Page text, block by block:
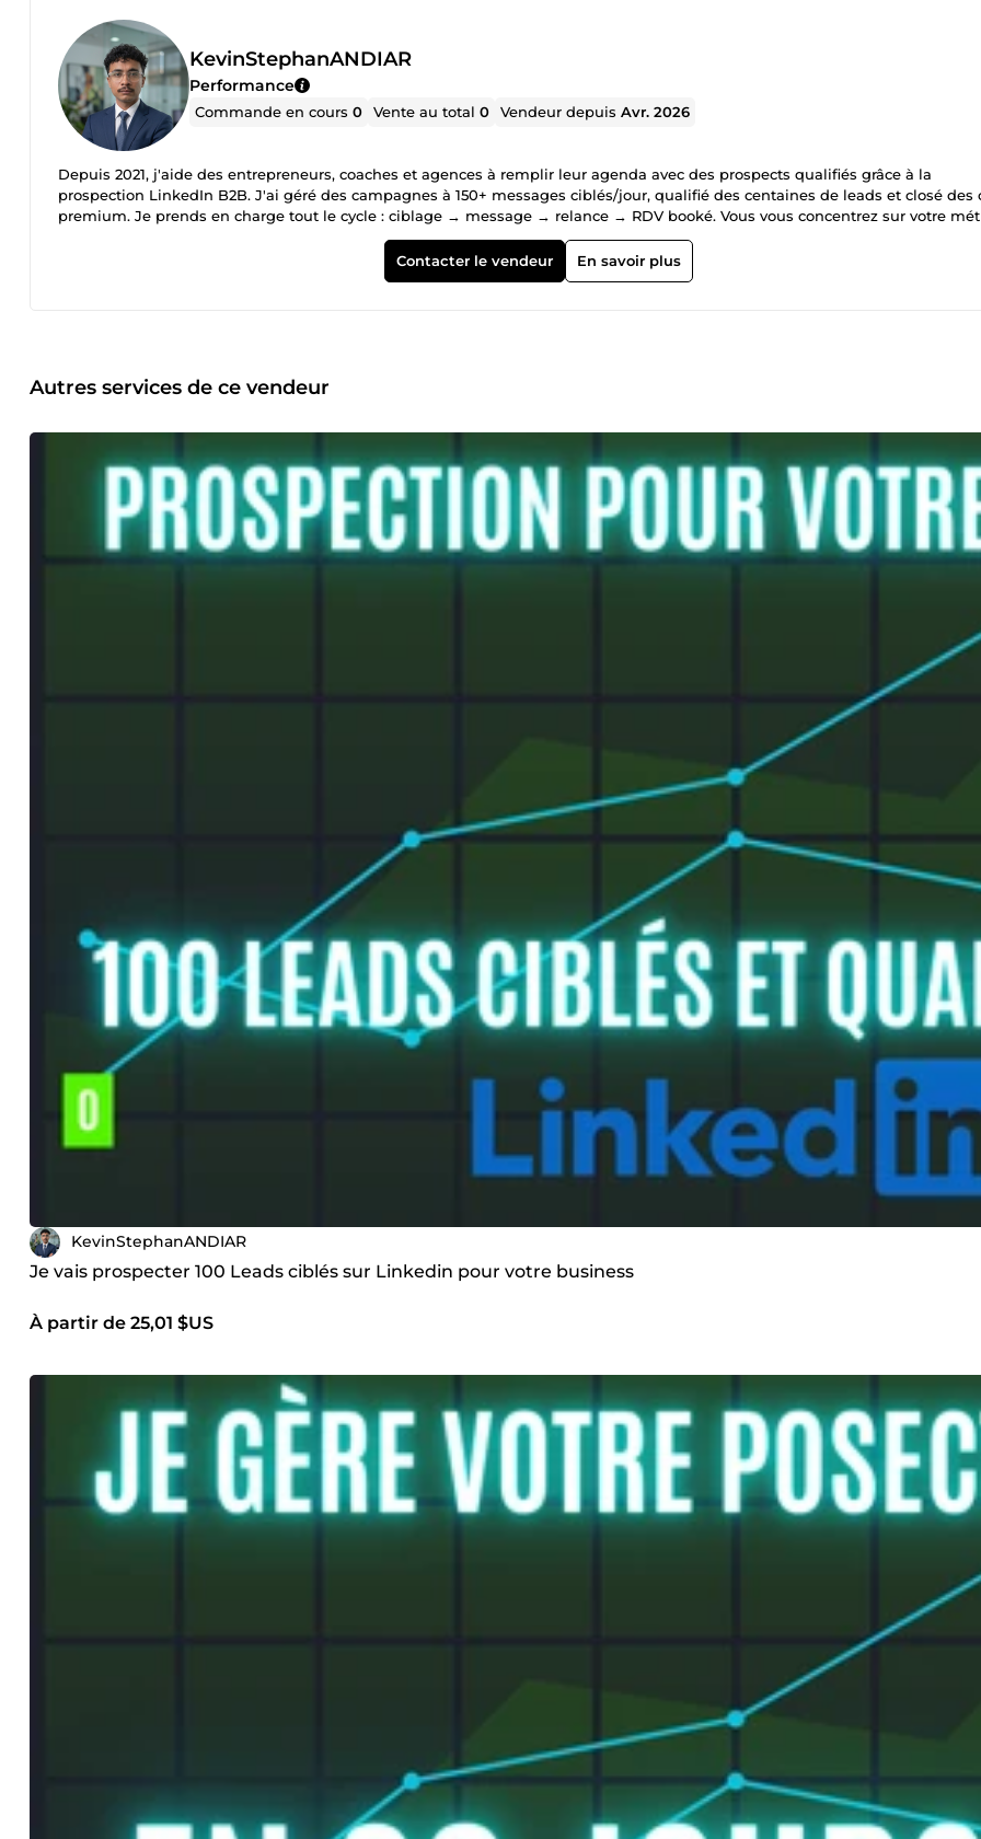
KevinStephanANDIAR
Performance
Commande en cours0 Vente au total0 Vendeur depuisAvr. 2026
Depuis 2021, j'aide des entrepreneurs, coaches et agences à remplir leur agenda avec des prospects qualifiés grâce à la
prospection LinkedIn B2B. J'ai géré des campagnes à 150+ messages ciblés/jour, qualifié des centaines de leads et closé des
premium. Je prends en charge tout le cycle : ciblage → message → relance → RDV booké. Vous vous concentrez sur votre
Contacter le vendeur
En savoir plus
Autres services de ce vendeur
KevinStephanANDIAR
Je vais prospecter 100 Leads ciblés sur Linkedin pour votre business
À partir de 25,01 $US